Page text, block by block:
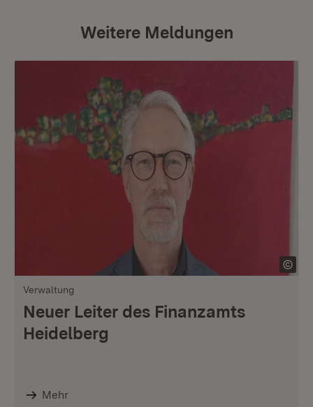
Weitere Meldungen
Verwaltung
Neuer Leiter des Finanzamts
Heidelberg
Mehr